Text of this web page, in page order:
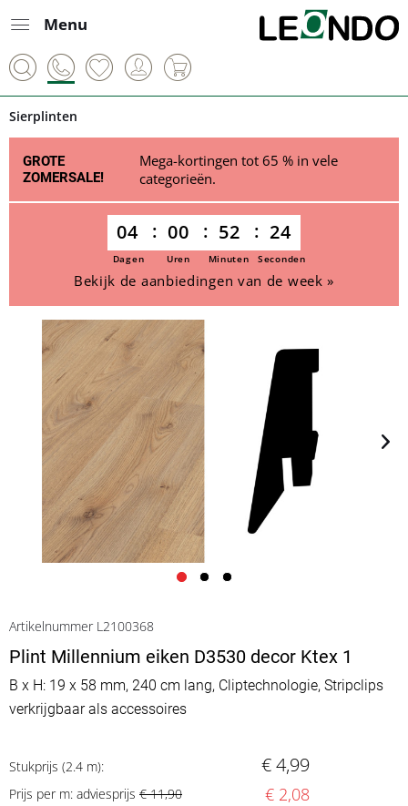
Menu
Sierplinten
GROTE
ZOMERSALE!
Mega-kortingen tot 65 % in vele
categorieën.
04 00 52 24
Dagen Uren Minuten Seconden
Bekijk de aanbiedingen van de week »
Artikelnummer L2100368
Plint Millennium eiken D3530 decor Ktex 1
B x H: 19 x 58 mm, 240 cm lang, Cliptechnologie, Stripclips
verkrijgbaar als accessoires
Stukprijs (2.4 m): € 4,99
Prijs per m: adviesprijs € 11,90 € 2,08